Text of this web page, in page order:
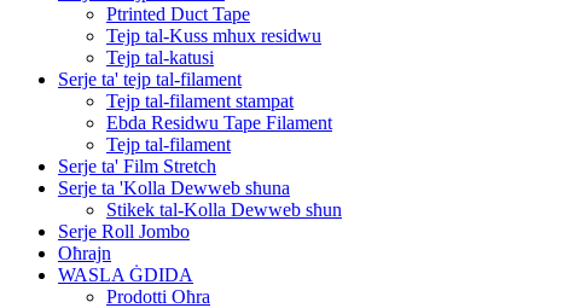
Ptrinted Duct Tape
Tejp tal-Kuss mhux residwu
Tejp tal-katusi
Serje ta' tejp tal-filament
Tejp tal-filament stampat
Ebda Residwu Tape Filament
Tejp tal-filament
Serje ta' Film Stretch
Serje ta 'Kolla Dewweb sħuna
Stikek tal-Kolla Dewweb sħun
Serje Roll Jombo
Oħrajn
WASLA ĠDIDA
Prodotti Oħra